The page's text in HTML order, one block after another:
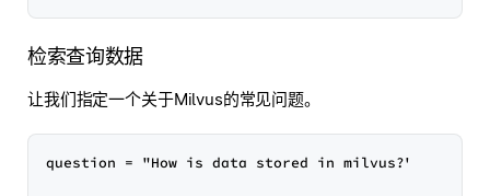
检索查询数据
让我们指定一个关于Milvus的常见问题。
question = "How is data stored in milvus?"